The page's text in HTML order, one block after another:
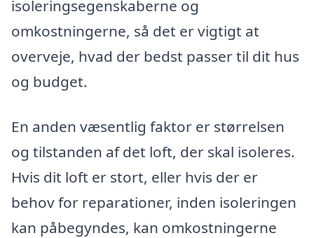
isoleringsegenskaberne og
omkostningerne, så det er vigtigt at
overveje, hvad der bedst passer til dit hus
og budget.
En anden væsentlig faktor er størrelsen
og tilstanden af det loft, der skal isoleres.
Hvis dit loft er stort, eller hvis der er
behov for reparationer, inden isoleringen
kan påbegyndes, kan omkostningerne